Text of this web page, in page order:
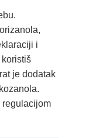
i
je dodatak
regulacijom